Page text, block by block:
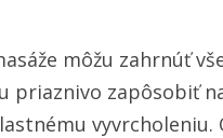
môžu zahrnúť
priaznivo zapôsobiť
vyvrcholeniu.